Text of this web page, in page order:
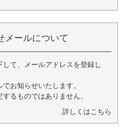
メールについて
して、メールアドレスを登録し
お知らせいたします。
るものではありません。
詳しくはこちら